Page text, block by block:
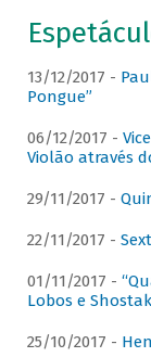
13/12/2017 -
Pongue”
06/12/2017 -
Violão através
29/11/2017 -
22/11/2017 -
01/11/2017 -
Lobos e
25/10/2017 -